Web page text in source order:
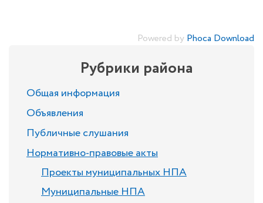
Powered by Phoca Download
Рубрики района
Общая информация
Объявления
Публичные слушания
Нормативно-правовые акты
Проекты муниципальных НПА
Муниципальные НПА